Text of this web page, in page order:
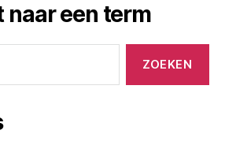
naar een term